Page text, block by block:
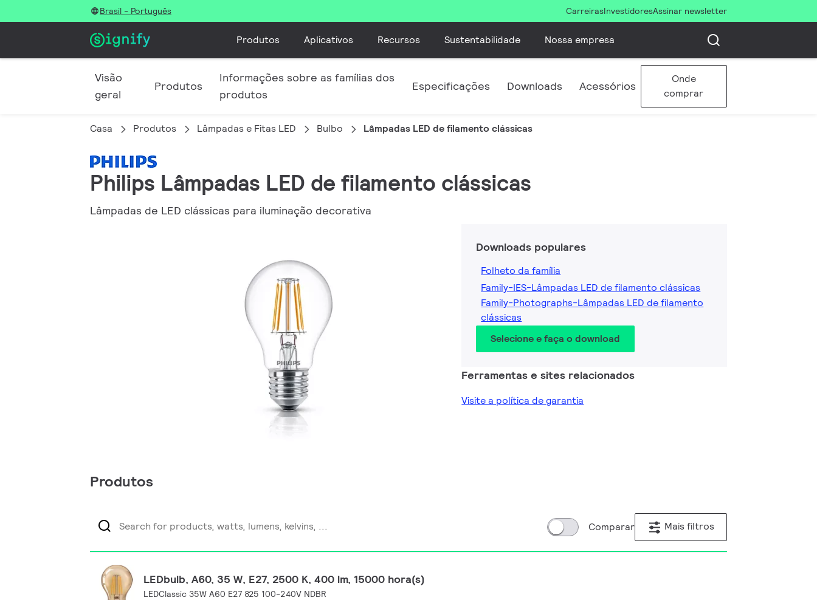
Brasil - Português CarreirasInvestidoresAssinar newsletter
Produtos Aplicativos Recursos Sustentabilidade Nossa empresa
Visão
geral
Produtos
Informações sobre as famílias dos
produtos
Especificações Downloads Acessórios
Onde
comprar
Casa Produtos Lâmpadas e Fitas LED Bulbo Lâmpadas LED de filamento clássicas
Philips Lâmpadas LED de filamento clássicas
Lâmpadas de LED clássicas para iluminação decorativa
Downloads populares
Folheto da família
Family-IES-Lâmpadas LED de filamento clássicas
Family-Photographs-Lâmpadas LED de filamento
clássicas
Selecione e faça o download
Ferramentas e sites relacionados
Visite a política de garantia
Produtos
Comparar Mais filtros
LEDbulb, A60, 35 W, E27, 2500 K, 400 lm, 15000 hora(s)
LEDClassic 35W A60 E27 825 100-240V NDBR